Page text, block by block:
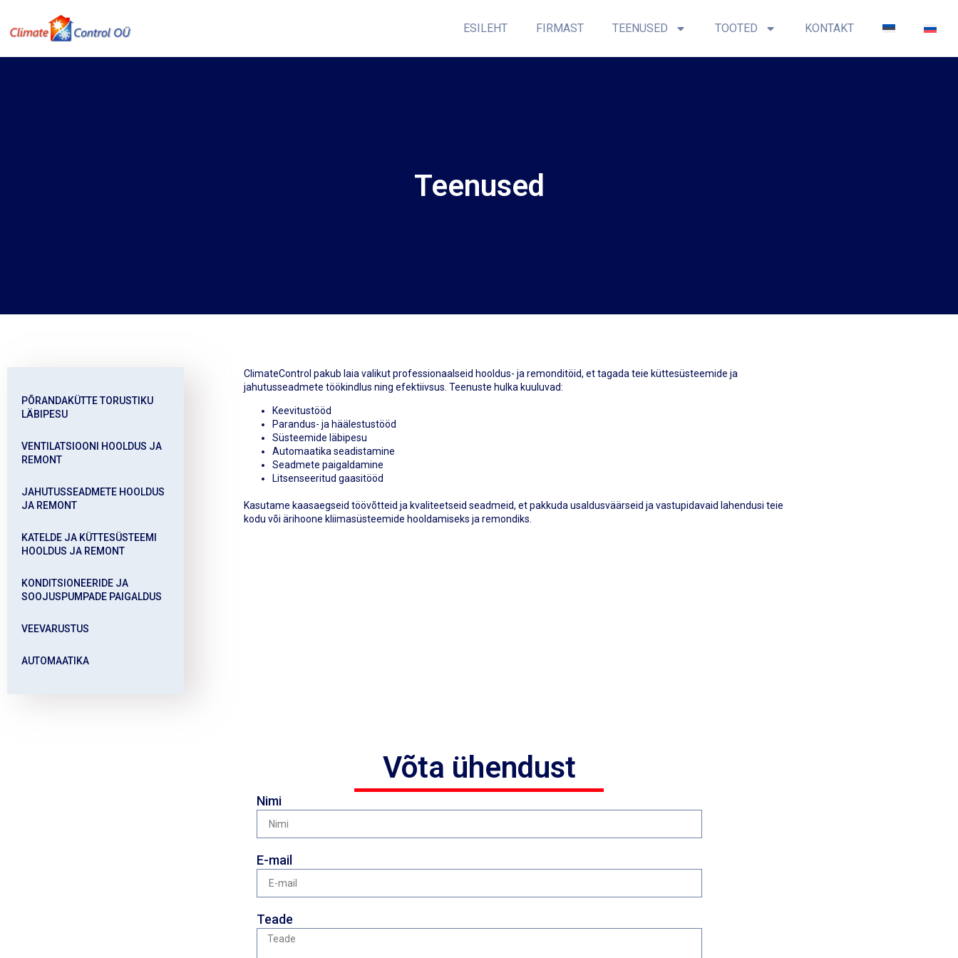
ESILEHT FIRMAST TEENUSED TOOTED KONTAKT
Teenused
PÕRANDAKÜTTE TORUSTIKU
LÄBIPESU
VENTILATSIOONI HOOLDUS JA
REMONT
JAHUTUSSEADMETE HOOLDUS
JA REMONT
KATELDE JA KÜTTESÜSTEEMI
HOOLDUS JA REMONT
KONDITSIONEERIDE JA
SOOJUSPUMPADE PAIGALDUS
VEEVARUSTUS
AUTOMAATIKA
ClimateControl pakub laia valikut professionaalseid hooldus- ja remonditöid, et tagada teie küttesüsteemide ja
jahutusseadmete töökindlus ning efektiivsus. Teenuste hulka kuuluvad:
Keevitustööd
Parandus- ja häälestustööd
Süsteemide läbipesu
Automaatika seadistamine
Seadmete paigaldamine
Litsenseeritud gaasitööd
Kasutame kaasaegseid töövõtteid ja kvaliteetseid seadmeid, et pakkuda usaldusväärseid ja vastupidavaid lahendusi teie
kodu või ärihoone kliimasüsteemide hooldamiseks ja remondiks.
Võta ühendust
Nimi
E-mail
Teade